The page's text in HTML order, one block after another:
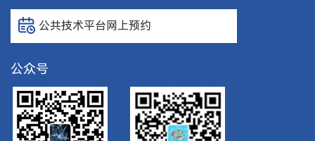
公共技术平台网上预约
公众号